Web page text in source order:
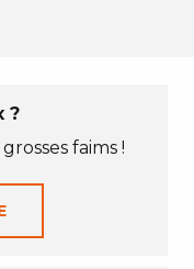
?
faims !